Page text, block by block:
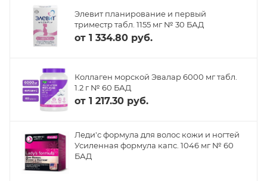
Элевит планирование и первый
триместр табл. 1155 мг № 30 БАД
от 1 334.80 руб.
Коллаген морской Эвалар 6000 мг табл.
1.2 г № 60 БАД
от 1 217.30 руб.
Леди'с формула для волос кожи и ногтей
Усиленная формула капс. 1046 мг № 60
БАД